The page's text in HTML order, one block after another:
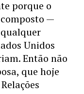
porque o
—
Unidos
Então não
que hoje